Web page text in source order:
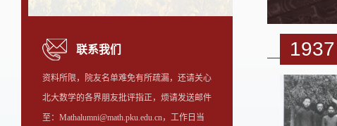
联系我们
资料所限，院友名单难免有所疏漏，还请关心
北大数学的各界朋友批评指正，烦请发送邮件
至：Mathalumni@math.pku.edu.cn，工作日当
1937